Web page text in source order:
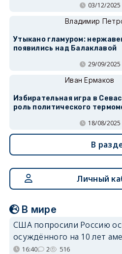
03/12/
Владимир
Утыкано гламуром:
появились над Балаклавой
29/09/2025
Иван Ермаков
Избирательная игра в
роль политического
18/08/
В
Личный
В мире
США попросили Россию
осуждённого на 10 лет
16:40 2 516